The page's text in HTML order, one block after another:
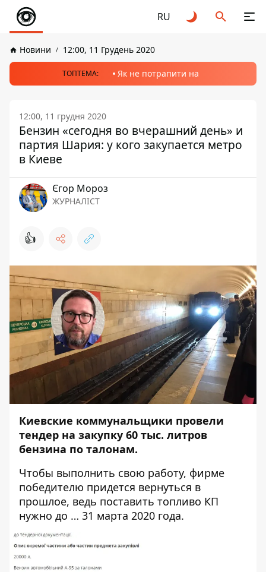
RU
Новини 12:00, 11 Грудень 2020
ТОПТЕМА: Як не потрапити на
12:00, 11 грудня 2020
Бензин «сегодня во вчерашний день» и
партия Шария: у кого закупается метро
в Киеве
Єгор Мороз
ЖУРНАЛІСТ
👍
Киевские коммунальщики провели
тендер на закупку 60 тыс. литров
бензина по талонам.
Чтобы выполнить свою работу, фирме
победителю придется вернуться в
прошлое, ведь поставить топливо КП
нужно до … 31 марта 2020 года.